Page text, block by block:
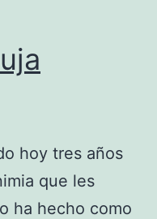
hoy tres años
que les
ha hecho como